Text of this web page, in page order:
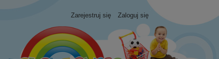
Zarejestruj się Zaloguj się